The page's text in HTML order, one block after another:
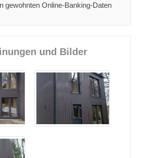
gewohnten Online-Banking-Daten
und Bilder